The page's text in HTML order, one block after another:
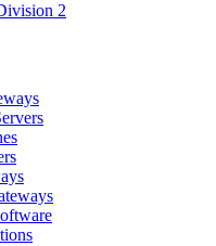
2